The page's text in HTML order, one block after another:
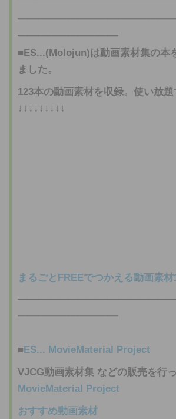
━━━━━━━━━━
■ES...(Molojun)は動画素材集の本
ました。
123本の動画素材を収録。使い放題
↓↓↓↓↓↓↓↓↓
まるごとFREEでつかえる動画素材
━━━━━━━━━━
■ES... MovieMaterial Project
VJCG動画素材集 などの販売を行
MovieMaterial Project
おすすめ動画素材